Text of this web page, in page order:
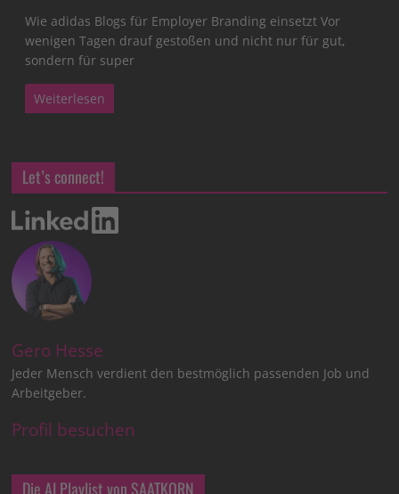
Wie adidas Blogs für Employer Branding einsetzt Vor
wenigen Tagen drauf gestoßen und nicht nur für gut,
sondern für super
Weiterlesen
Let’s connect!
Gero Hesse
Jeder Mensch verdient den bestmöglich passenden Job und
Arbeitgeber.
Profil besuchen
Die AI Playlist von SAATKORN